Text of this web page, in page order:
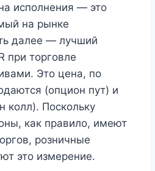
исполнения — это
на рынке
далее — лучший
при торговле
Это цена, по
(опцион пут) и
колл). Поскольку
как правило, имеют
розничные
это измерение.